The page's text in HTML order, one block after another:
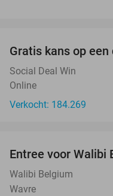
Gratis kans op
Social Deal Win
Online
Verkocht: 184.269
Entree voor Walibi
Walibi Belgium
Wavre